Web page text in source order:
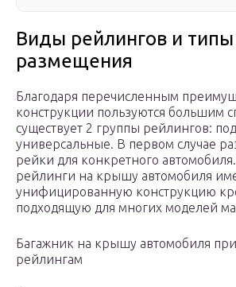
Виды рейлингов и типы
размещения
Благодаря перечисленным
конструкции пользуются большим
существует 2 группы рейлингов:
универсальные. В первом случае
рейки для конкретного
рейлинги на крышу автомобиля
унифицированную конструкцию
подходящую для многих моделей
Багажник на крышу автомобиля
рейлингам